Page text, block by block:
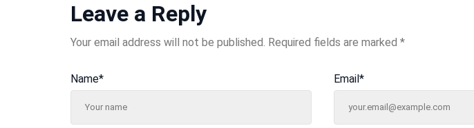
Leave a Reply
Your email address will not be published. Required fields are marked *
Name* Email *